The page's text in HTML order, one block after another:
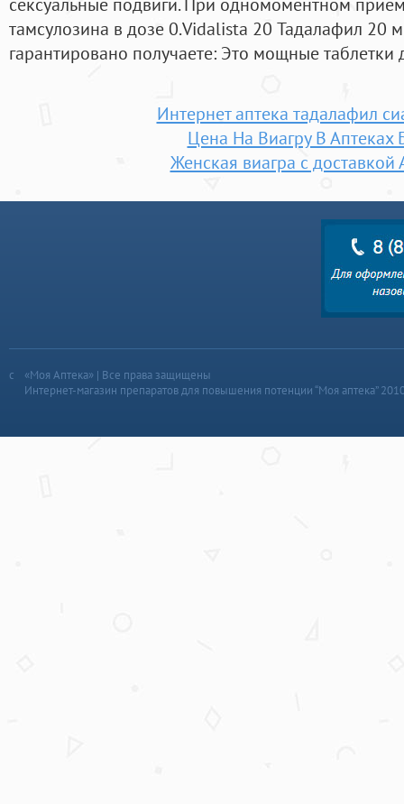
тамсулозина в дозе 0.Vidalista 20 Тадалафил 20
гарантировано получаете: Это мощные
Интернет аптека тадалафил
Цена На Виагру В Аптеках
Женская виагра с доставкой
«Моя Аптека» | Все права защищены
Интернет-магазин препаратов для повышения потенции “Моя аптека”